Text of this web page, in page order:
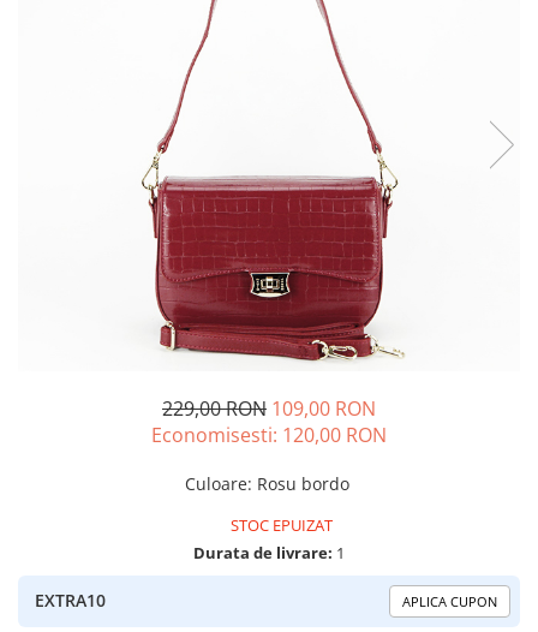
229,00 RON 109,00 RON
Economisesti: 120,00 RON
Culoare: Rosu bordo
STOC EPUIZAT
Durata de livrare: 1
EXTRA10 APLICA CUPON